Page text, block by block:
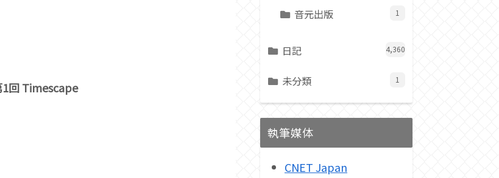
1回 Timescape
音元出版 1
日記 4,360
未分類 1
執筆媒体
CNET Japan